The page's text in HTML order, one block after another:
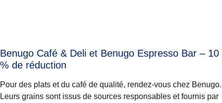
Benugo Café & Deli et Benugo Espresso Bar – 10
% de réduction
Pour des plats et du café de qualité, rendez-vous chez Benugo.
Leurs grains sont issus de sources responsables et fournis par